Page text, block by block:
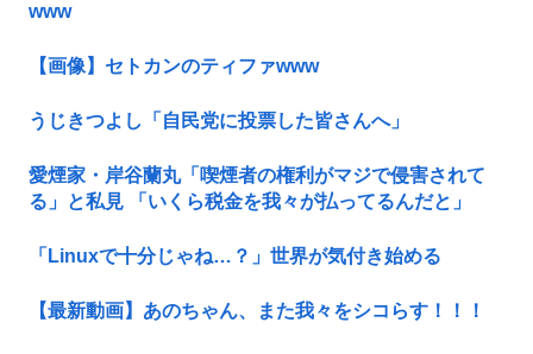
www
【画像】セトカンのティファwww
うじきつよし「自民党に投票した皆さんへ」
愛煙家・岸谷蘭丸「喫煙者の権利がマジで侵害されて
る」と私見 「いくら税金を我々が払ってるんだと」
「Linuxで十分じゃね…？」世界が気付き始める
【最新動画】あのちゃん、また我々をシコらす！！！